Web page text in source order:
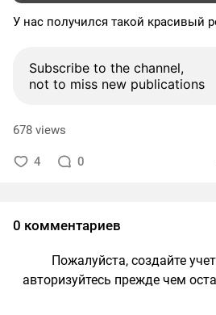
У нас получился такой красивый
Subscribe to the channel,
not to miss new publications
678 views
4 0
0 комментариев
Пожалуйста, создайте
авторизуйтесь прежде чем